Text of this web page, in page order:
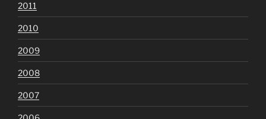
2011
2010
2009
2008
2007